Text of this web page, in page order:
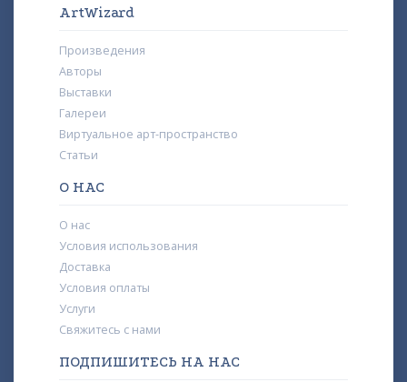
ArtWizard
Произведения
Авторы
Выставки
Галереи
Виртуальное арт-пространство
Статьи
О НАС
О нас
Условия использования
Доставка
Условия оплаты
Услуги
Свяжитесь с нами
ПОДПИШИТЕСЬ НА НАС